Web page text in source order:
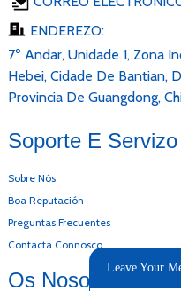
ENDEREZO:
7º Andar, Unidade 1, Zona
Hebei, Cidade De Bantian,
Provincia De Guangdong,
Soporte E Servizo
Sobre Nós
Boa Reputación
Preguntas Frecuentes
Contacta Connosco
Os Nosos Produtos
Leave Your